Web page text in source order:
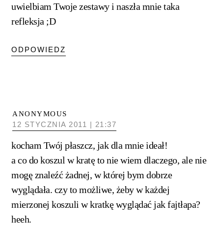
uwielbiam Twoje zestawy i naszła mnie taka
refleksja ;D
ODPOWIEDZ
ANONYMOUS
12 STYCZNIA 2011 | 21:37
kocham Twój płaszcz, jak dla mnie ideał!
a co do koszul w kratę to nie wiem dlaczego, ale nie
mogę znaleźć żadnej, w której bym dobrze
wyglądała. czy to możliwe, żeby w każdej
mierzonej koszuli w kratkę wyglądać jak fajtłapa?
heeh.